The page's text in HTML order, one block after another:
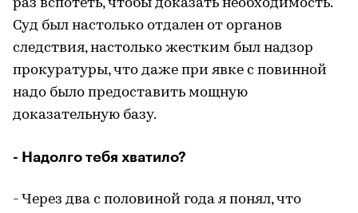
раз вспотеть, чтобы доказать необходимость.
Суд был настолько отдален от органов
следствия, настолько жестким был надзор
прокуратуры, что даже при явке с повинной
надо было предоставить мощную
доказательную базу.
- Надолго тебя хватило?
- Через два с половиной года я понял, что